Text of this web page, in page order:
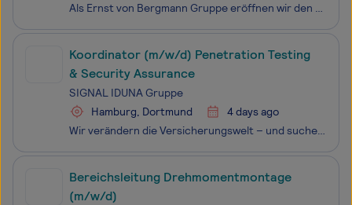
Als Ernst von Bergmann Gruppe eröffnen wir den Menschen Brandenburgs den Zugang zu guter Pflege, spitzen­medi­zinischen Leistungen, gesundheitlicher Vorsorge und vielem mehr. Mit über 5100 Mitarbeitenden stellen wir uns den gesundheitlichen und sozialen Herausforderungen einer sich wandelnden Gesell
Koordinator (m/w/d) Penetration Testing
& Security Assurance
SIGNAL IDUNA Gruppe
Hamburg, Dortmund
4 days ago
Wir verändern die Versicherungswelt – und suchen dich, um die Zukunft mitzugestalten. Als einer der größten deutschen Versicherer und Finanzdienstleister mit Hauptsitz in Hamburg und Dortmund haben wir uns in den letzten Jahren grundlegend transformiert. Unsere moderne und agile Arbeitswelt, in der
Bereichsleitung Drehmomentmontage
(m/w/d)